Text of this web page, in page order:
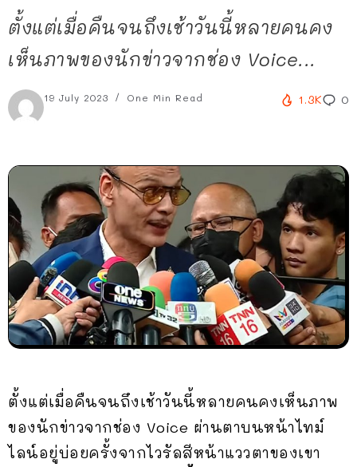
ตั้งแต่เมื่อคืนจนถึงเช้าวันนี้หลายคนคง
เห็นภาพของนักข่าวจากช่อง Voice...
19 July 2023 One Min Read 1.3K 0
ตั้งแต่เมื่อคืนจนถึงเช้าวันนี้หลายคนคงเห็นภาพ
ของนักข่าวจากช่อง Voice ผ่านตาบนหน้าไทม์
ไลน์อยู่บ่อยครั้งจากไวรัลสีหน้าแววตาของเขา